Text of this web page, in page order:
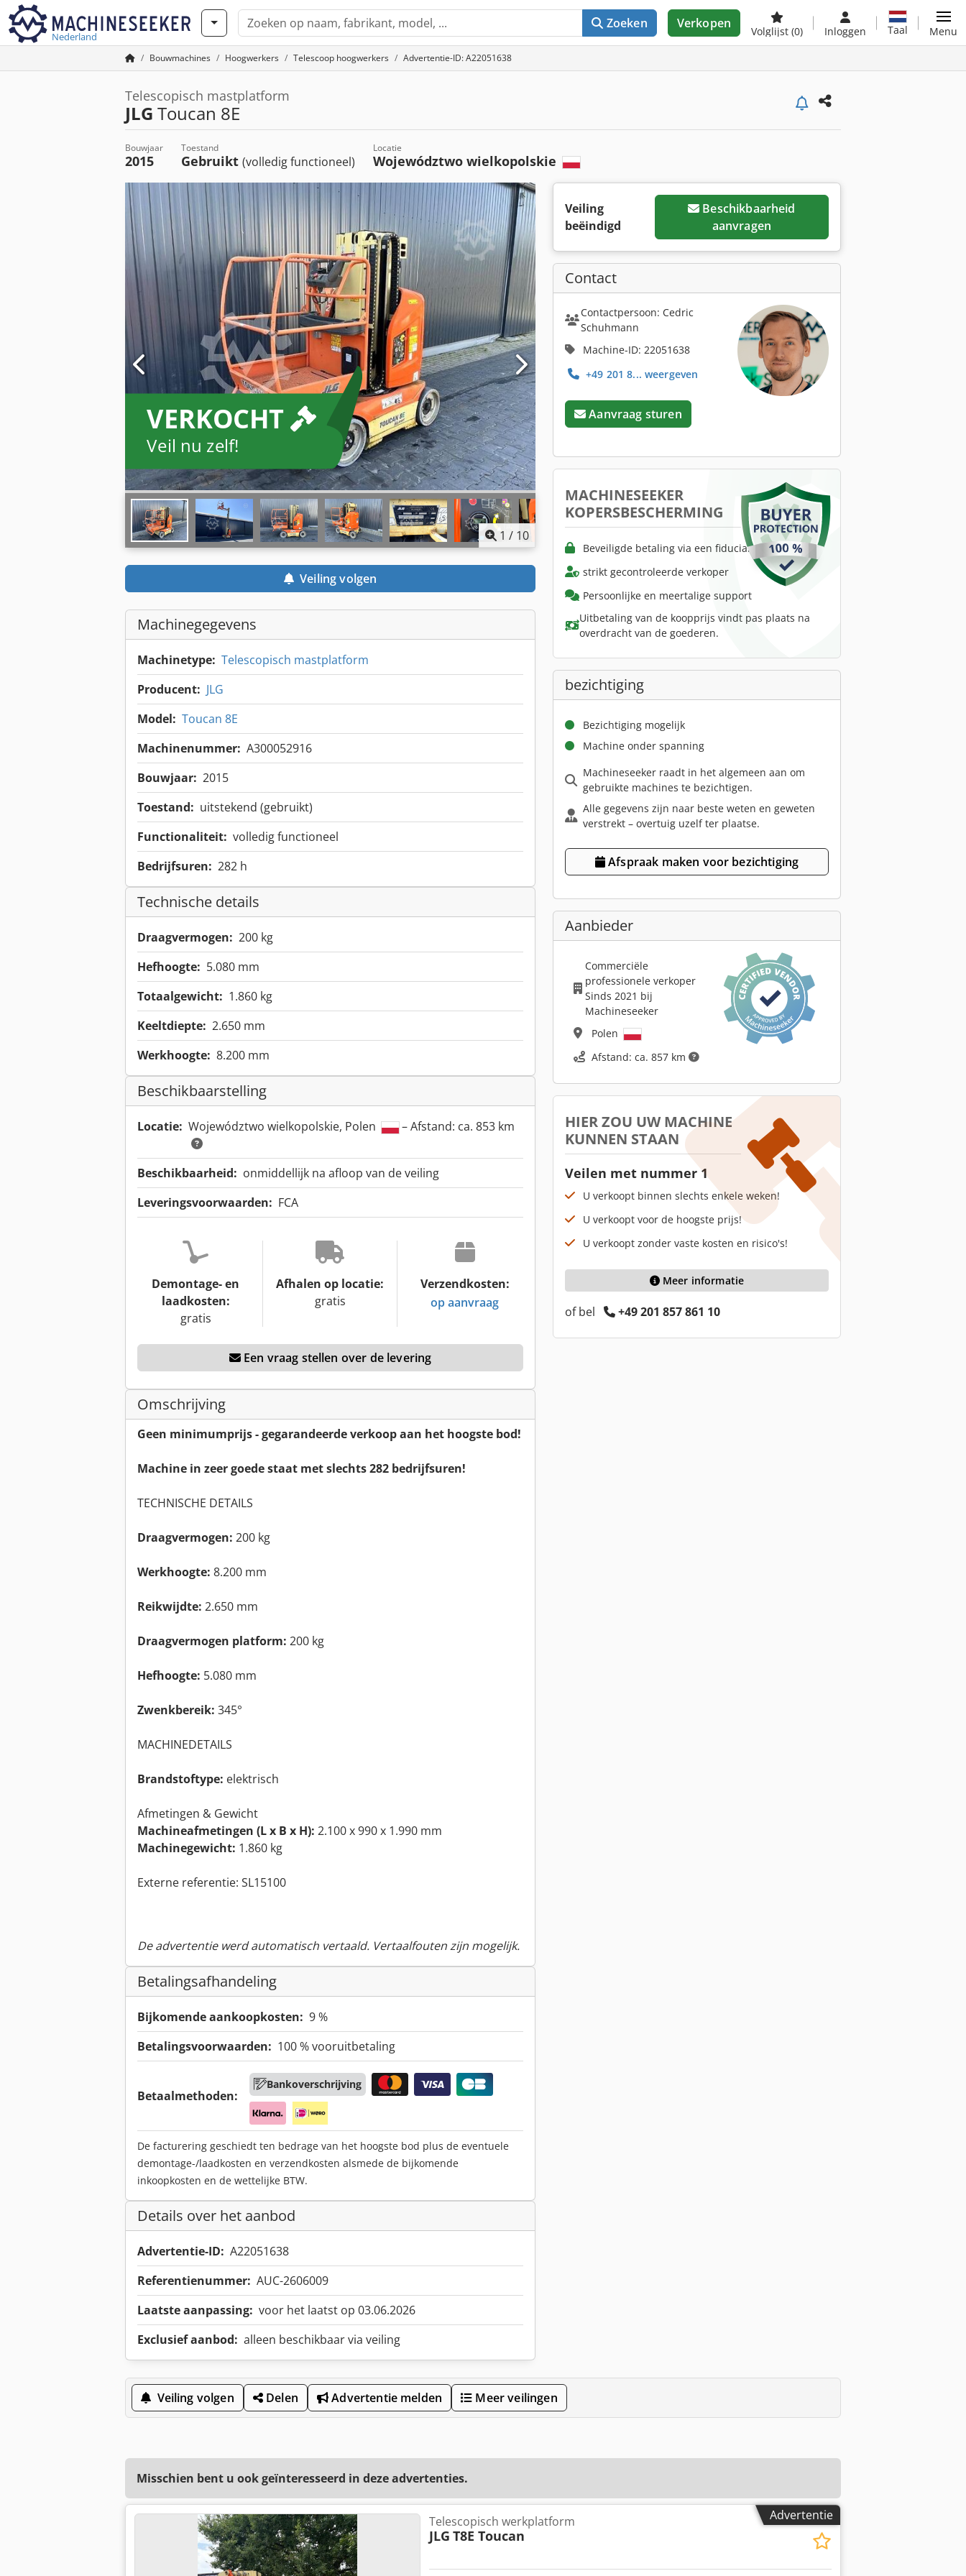
Nederland
Zoeken Verkopen
Volglijst (0) Inloggen Taal Menu
Bouwmachines Hoogwerkers Telescoop hoogwerkers Advertentie-ID: A22051638
Telescopisch mastplatform
JLG Toucan 8E
Bouwjaar
2015
Toestand
Gebruikt (volledig functioneel)
Locatie
Województwo wielkopolskie
VERKOCHT
Veil nu zelf!
1 / 10
Veiling volgen
Machinegegevens
Machinetype: Telescopisch mastplatform
Producent: JLG
Model: Toucan 8E
Machinenummer: A300052916
Bouwjaar: 2015
Toestand: uitstekend (gebruikt)
Functionaliteit: volledig functioneel
Bedrijfsuren: 282 h
Technische details
Draagvermogen: 200 kg
Hefhoogte: 5.080 mm
Totaalgewicht: 1.860 kg
Keeltdiepte: 2.650 mm
Werkhoogte: 8.200 mm
Beschikbaarstelling
Locatie: Województwo wielkopolskie, Polen – Afstand: ca. 853 km
Beschikbaarheid: onmiddellijk na afloop van de veiling
Leveringsvoorwaarden: FCA
Demontage- en
laadkosten:
gratis
Afhalen op locatie:
gratis
Verzendkosten:
op aanvraag
Een vraag stellen over de levering
Omschrijving
Geen minimumprijs - gegarandeerde verkoop aan het hoogste bod!
Machine in zeer goede staat met slechts 282 bedrijfsuren!
TECHNISCHE DETAILS
Draagvermogen: 200 kg
Werkhoogte: 8.200 mm
Reikwijdte: 2.650 mm
Draagvermogen platform: 200 kg
Hefhoogte: 5.080 mm
Zwenkbereik: 345°
MACHINEDETAILS
Brandstoftype: elektrisch
Afmetingen & Gewicht
Machineafmetingen (L x B x H): 2.100 x 990 x 1.990 mm
Machinegewicht: 1.860 kg
Externe referentie: SL15100
De advertentie werd automatisch vertaald. Vertaalfouten zijn mogelijk.
Betalingsafhandeling
Bijkomende aankoopkosten: 9 %
Betalingsvoorwaarden: 100 % vooruitbetaling
Betaalmethoden:
Bankoverschrijving
De facturering geschiedt ten bedrage van het hoogste bod plus de eventuele
demontage-/laadkosten en verzendkosten alsmede de bijkomende
inkoopkosten en de wettelijke BTW.
Details over het aanbod
Advertentie-ID: A22051638
Referentienummer: AUC-2606009
Laatste aanpassing: voor het laatst op 03.06.2026
Exclusief aanbod: alleen beschikbaar via veiling
Veiling
beëindigd
Beschikbaarheid
aanvragen
Contact
Contactpersoon: Cedric
Schuhmann
Machine-ID: 22051638
+49 201 8... weergeven
Aanvraag sturen
MACHINESEEKER
KOPERSBESCHERMING
Beveiligde betaling via een fiduciaire rekening
strikt gecontroleerde verkoper
Persoonlijke en meertalige support
Uitbetaling van de koopprijs vindt pas plaats na
overdracht van de goederen.
bezichtiging
Bezichtiging mogelijk
Machine onder spanning
Machineseeker raadt in het algemeen aan om
gebruikte machines te bezichtigen.
Alle gegevens zijn naar beste weten en geweten
verstrekt – overtuig uzelf ter plaatse.
Afspraak maken voor bezichtiging
Aanbieder
Commerciële
professionele verkoper
Sinds 2021 bij
Machineseeker
Polen
Afstand: ca. 857 km
HIER ZOU UW MACHINE
KUNNEN STAAN
Veilen met nummer 1
U verkoopt binnen slechts enkele weken!
U verkoopt voor de hoogste prijs!
U verkoopt zonder vaste kosten en risico's!
Meer informatie
of bel +49 201 857 861 10
Veiling volgen Delen Advertentie melden Meer veilingen
Misschien bent u ook geïnteresseerd in deze advertenties.
Advertentie
Telescopisch werkplatform
JLG T8E Toucan